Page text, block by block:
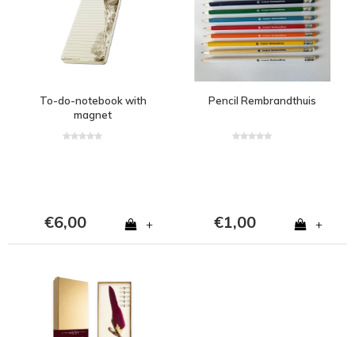
To-do-notebook with
magnet
€6,00 +
Pencil Rembrandthuis
€1,00 +